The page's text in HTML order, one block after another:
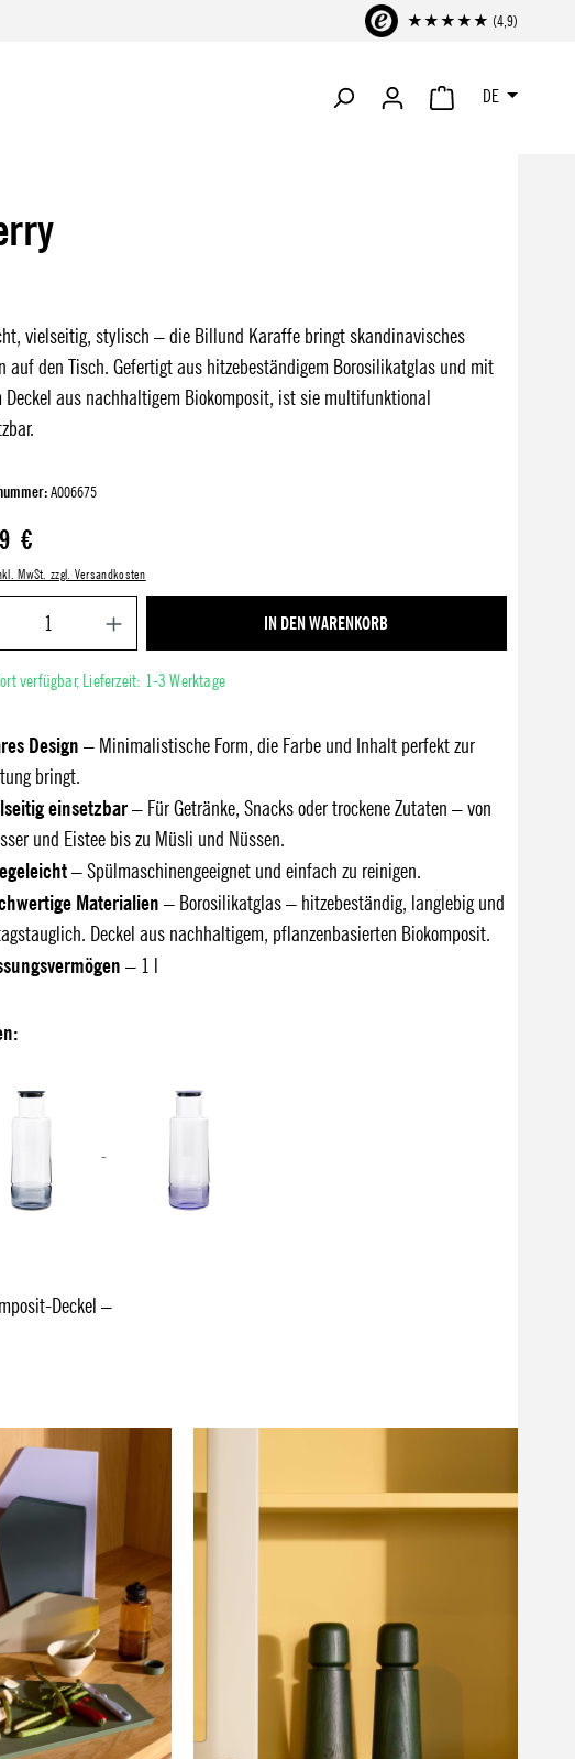
★★★★★ (4,9)
WARENKORB
DE
vielseitig, stylisch – die Billund Karaffe bringt skandinavisches
auf den Tisch. Gefertigt aus hitzebeständigem Borosilikatglas und mit
Deckel aus nachhaltigem Biokomposit, ist sie multifunktional
A006675
Preis:
€
MwSt. zzgl. Versandkosten
Produkt Anzahl: Gib den gewünschten Wert ein
IN DEN WARENKORB
verfügbar, Lieferzeit: 1-3 Werktage
Design – Minimalistische Form, die Farbe und Inhalt perfekt zur
bringt.
einsetzbar– Für Getränke, Snacks oder trockene Zutaten – von
und Eistee bis zu Müsli und Nüssen.
– Spülmaschinengeeignet und einfach zu reinigen.
Materialien – Borosilikatglas – hitzebeständig, langlebig und
Deckel aus nachhaltigem, pflanzenbasierten Biokomposit.
– 1 l
Deckel –